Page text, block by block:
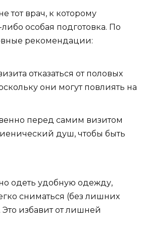
тот врач, к которому
либо особая подготовка. По
рекомендации:
отказаться от половых
они могут повлиять на
перед самим визитом
душ, чтобы быть
одеть удобную одежду,
сниматься (без лишних
избавит от лишней